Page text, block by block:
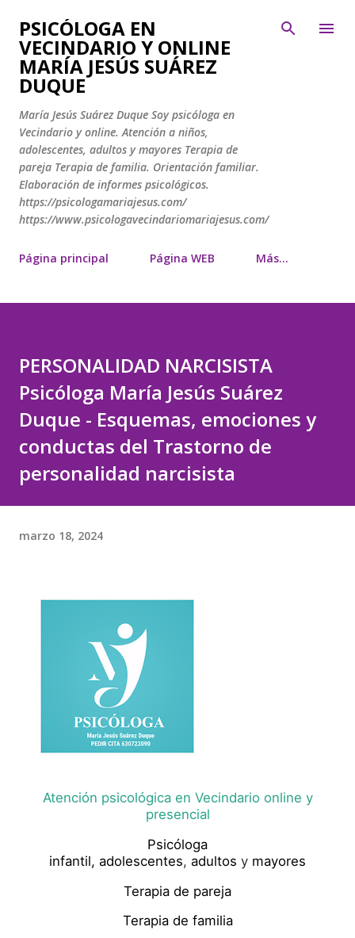
Ir al contenido principal
PSICÓLOGA EN
VECINDARIO Y ONLINE
MARÍA JESÚS SUÁREZ
DUQUE
María Jesús Suárez Duque Soy psicóloga en
Vecindario y online. Atención a niños,
adolescentes, adultos y mayores Terapia de
pareja Terapia de familia. Orientación familiar.
Elaboración de informes psicológicos.
https://psicologamariajesus.com/
https://www.psicologavecindariomariajesus.com/
Página principal Página WEB Más…
PERSONALIDAD NARCISISTA
Psicóloga María Jesús Suárez
Duque - Esquemas, emociones y
conductas del Trastorno de
personalidad narcisista
marzo 18, 2024
Atención psicológica en Vecindario online y
presencial
Psicóloga
infantil, adolescentes, adultos y mayores
Terapia de pareja
Terapia de familia